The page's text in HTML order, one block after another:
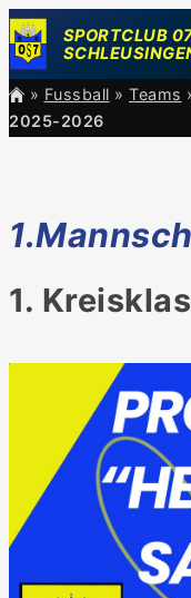
Zum
Inhalt
springen
SPORTCLUB
» Fussball » Teams
2025-2026
1.